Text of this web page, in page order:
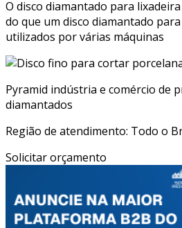
O disco diamantado para
do que um disco diamantado
utilizados por várias máquinas
Pyramid indústria e comércio de
diamantados
Região de atendimento: Todo o
Solicitar orçamento